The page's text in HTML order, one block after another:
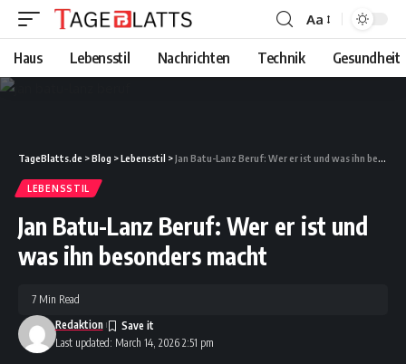
Font
Resizer
Aa
Haus Lebensstil Nachrichten Technik Gesundheit
TageBlatts.de >Blog >Lebensstil >Jan Batu-Lanz Beruf: Wer er ist und was ihn besonders macht
LEBENSSTIL
Jan Batu-Lanz Beruf: Wer er ist und
was ihn besonders macht
Last updated: March 14, 2026 2:51 pm
Redaktion
7 Min Read